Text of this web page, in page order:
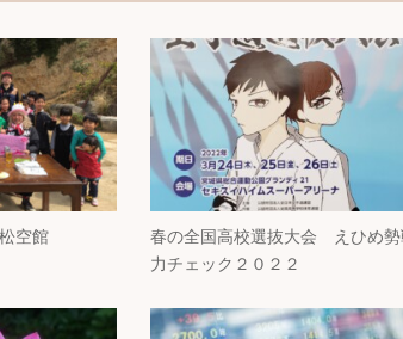
空館
春の全国高校選抜大会 えひめ勢
力チェック２０２２